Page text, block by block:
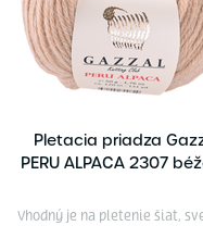
Pletacia priadza
PERU ALPACA 2307
Vhodný je na pletenie šiat,